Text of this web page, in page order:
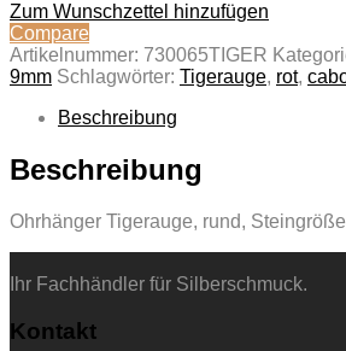
Zum Wunschzettel hinzufügen
Compare
Artikelnummer: 730065TIGER
9mm Schlagwörter: Tigerauge, rot,
Beschreibung
Beschreibung
Ohrhänger Tigerauge, rund,
Ihr Fachhändler für Silberschmuck.
Kontakt